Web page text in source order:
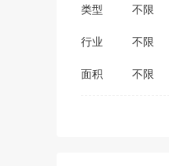
类型 不限
行业 不限
医药保健
面积 不限